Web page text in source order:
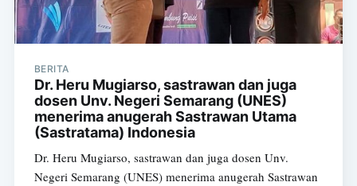
BERITA
Dr. Heru Mugiarso, sastrawan dan juga
dosen Unv. Negeri Semarang (UNES)
menerima anugerah Sastrawan Utama
(Sastratama) Indonesia
Dr. Heru Mugiarso, sastrawan dan juga dosen Unv.
Negeri Semarang (UNES) menerima anugerah Sastrawan